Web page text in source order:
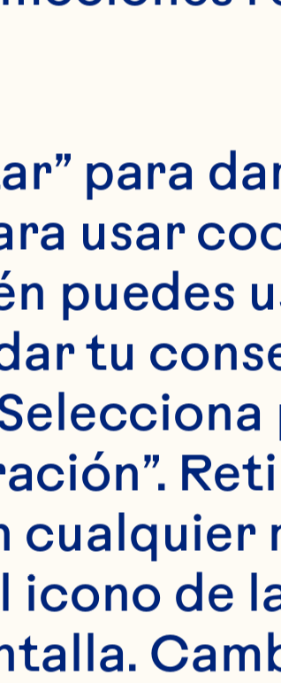
para
usar
puedes
tu
cualquier
icono de